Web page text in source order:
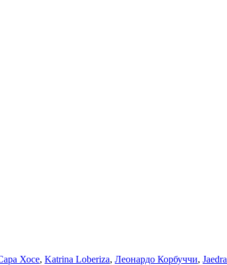
Хосе, Katrina Loberiza, Леонардо Корбуччи,